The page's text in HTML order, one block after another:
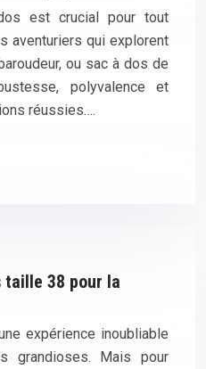
est crucial pour tout
aventuriers qui explorent
ou sac à dos de
polyvalence et
réussies….
taille 38 pour la
expérience inoubliable
grandioses. Mais pour